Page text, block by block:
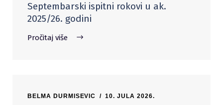
Septembarski ispitni rokovi u ak.
2025/26. godini
Pročitaj više
BELMA DURMISEVIC 10. JULA 2026.